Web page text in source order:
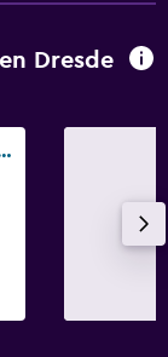
Dresde
Bülow Palais